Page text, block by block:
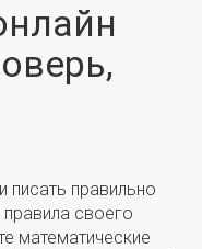
правильно
своего
математические